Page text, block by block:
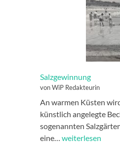
Salzgewinnung
von WiP Redakteurin
An warmen Küsten
künstlich angelegte
sogenannten
eine…Salzgewinnung
weiterlesen